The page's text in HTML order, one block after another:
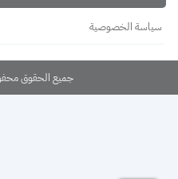
سياسة الخصوصية
جميع الحقوق